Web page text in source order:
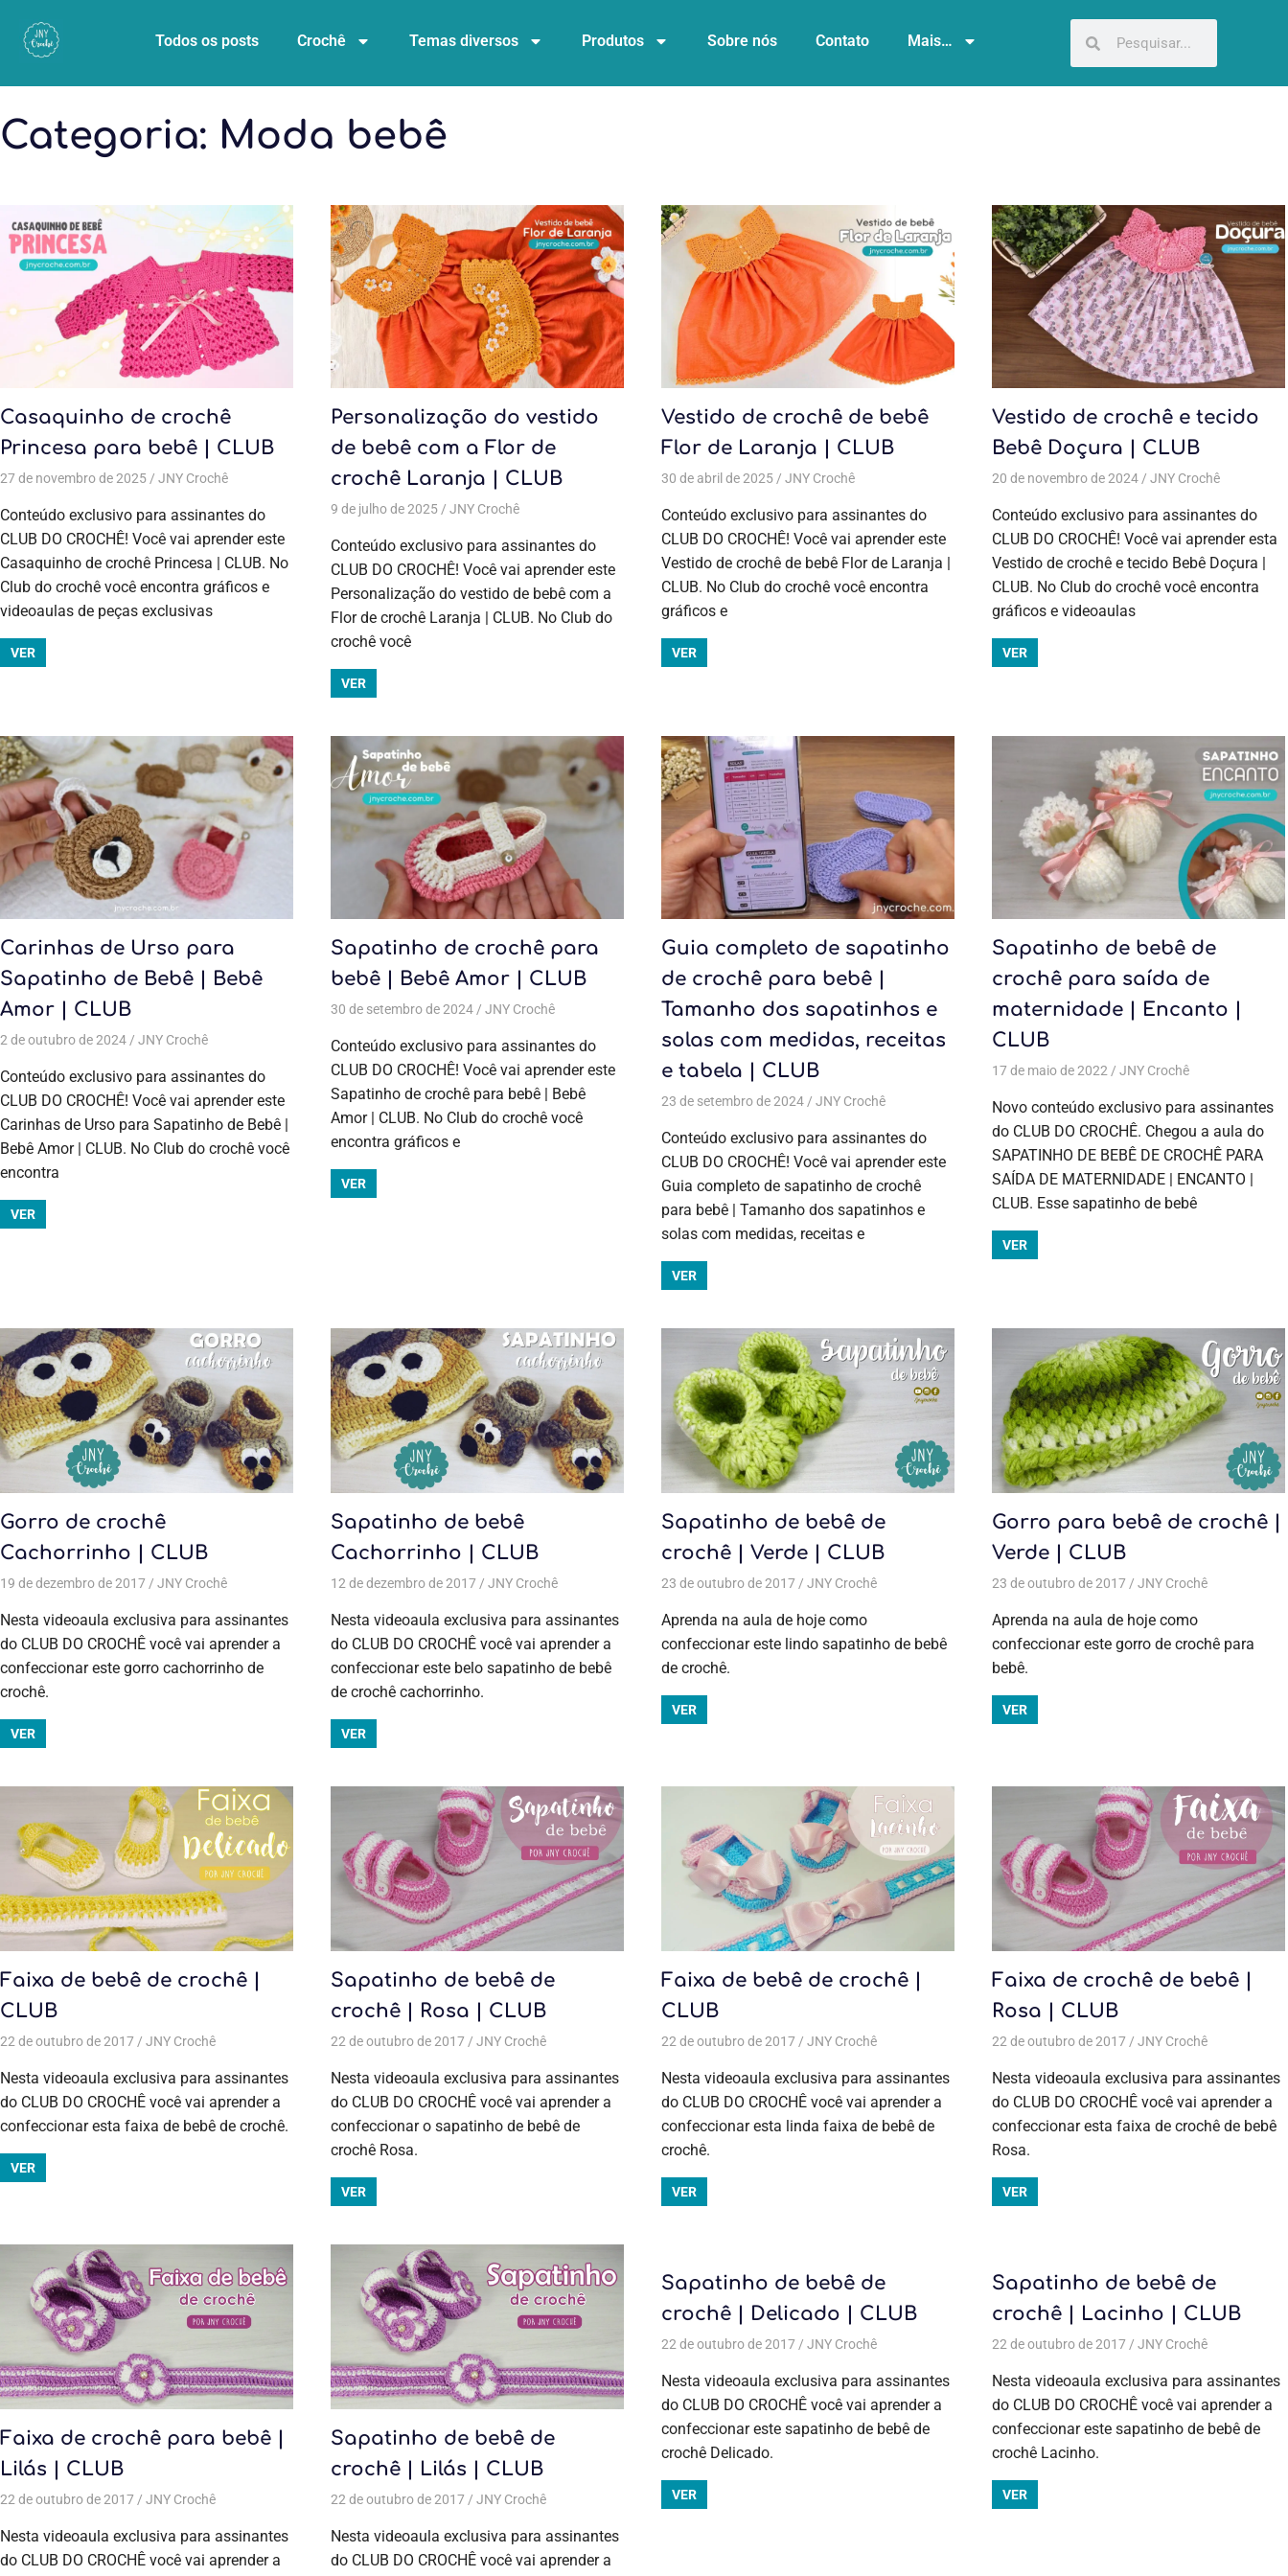
Todos os posts Crochê Temas diversos Produtos Sobre nós Contato Mais…
Categoria: Moda bebê
Casaquinho de crochê
Princesa para bebê | CLUB
27 de novembro de 2025 JNY CrochêAulas exclusivas Crochê,Crochê,Inverno,Moda bebê , Moda bebê Moda infantil,Temas diversos,Todas as postagens
Conteúdo exclusivo para assinantes do
CLUB DO CROCHÊ! Você vai aprender este
Casaquinho de crochê Princesa | CLUB. No
Club do crochê você encontra gráficos e
videoaulas de peças exclusivas
VER
Personalização do vestido
de bebê com a Flor de
crochê Laranja | CLUB
9 de julho de 2025 JNY CrochêAulas exclusivas Crochê,DIY,DIY,Moda bebê, Moda bebê,Moda infantil Moda infantil,Todas as postagens
Conteúdo exclusivo para assinantes do
CLUB DO CROCHÊ! Você vai aprender este
Personalização do vestido de bebê com a
Flor de crochê Laranja | CLUB. No Club do
crochê você
VER
Vestido de crochê de bebê
Flor de Laranja | CLUB
30 de abril de 2025 JNY CrochêAulas exclusivas Crochê,Crochê,DIY, faça você mesmo e lembrancinhas
Todas as postagens
Verão,Verão
Conteúdo exclusivo para assinantes do
CLUB DO CROCHÊ! Você vai aprender este
Vestido de crochê de bebê Flor de Laranja |
CLUB. No Club do crochê você encontra
gráficos e
VER
Vestido de crochê e tecido
Bebê Doçura | CLUB
20 de novembro de 2024 JNY CrochêAulas
Crochê
Crochê,
faça você
mesmo e
postagens
Conteúdo exclusivo para assinantes do
CLUB DO CROCHÊ! Você vai aprender esta
Vestido de crochê e tecido Bebê Doçura |
CLUB. No Club do crochê você encontra
gráficos e videoaulas
VER
Carinhas de Urso para
Sapatinho de Bebê | Bebê
Amor | CLUB
2 de outubro de 2024 JNY CrochêAcessórios Acessórios,Aulas exclusivas,Corujas e bichinhos, Corujas e bichinhos ,Crochê,Crochê,Moda bebê Moda bebê,Todas as postagens
Conteúdo exclusivo para assinantes do
CLUB DO CROCHÊ! Você vai aprender este
Carinhas de Urso para Sapatinho de Bebê |
Bebê Amor | CLUB. No Club do crochê você
encontra
VER
Sapatinho de crochê para
bebê | Bebê Amor | CLUB
30 de setembro de 2024 JNY CrochêAulas exclusivas Crochê,Crochê,Moda bebê,Moda bebê,Todas as postagens
Conteúdo exclusivo para assinantes do
CLUB DO CROCHÊ! Você vai aprender este
Sapatinho de crochê para bebê | Bebê
Amor | CLUB. No Club do crochê você
encontra gráficos e
VER
Guia completo de sapatinho
de crochê para bebê |
Tamanho dos sapatinhos e
solas com medidas, receitas
e tabela | CLUB
23 de setembro de 2024 JNY CrochêAulas exclusivas Crochê ,Moda bebê,Moda bebê ,Todas as
Conteúdo exclusivo para assinantes do
CLUB DO CROCHÊ! Você vai aprender este
Guia completo de sapatinho de crochê
para bebê | Tamanho dos sapatinhos e
solas com medidas, receitas e
VER
Sapatinho de bebê de
crochê para saída de
maternidade | Encanto |
CLUB
17 de maio de 2022 JNY CrochêAulas
Crochê,Moda
bebê,Moda
bebê, Todas as
postagens
Novo conteúdo exclusivo para assinantes
do CLUB DO CROCHÊ. Chegou a aula do
SAPATINHO DE BEBÊ DE CROCHÊ PARA
SAÍDA DE MATERNIDADE | ENCANTO |
CLUB. Esse sapatinho de bebê
VER
Gorro de crochê
Cachorrinho | CLUB
19 de dezembro de 2017 JNY CrochêTodas as postagens ,Aulas exclusivas,Crochê,Moda bebê Moda infantil,Moda infantil
Nesta videoaula exclusiva para assinantes
do CLUB DO CROCHÊ você vai aprender a
confeccionar este gorro cachorrinho de
crochê.
VER
Sapatinho de bebê
Cachorrinho | CLUB
12 de dezembro de 2017 JNY CrochêTodas as postagens ,Aulas exclusivas,Crochê, Moda bebê
Nesta videoaula exclusiva para assinantes
do CLUB DO CROCHÊ você vai aprender a
confeccionar este belo sapatinho de bebê
de crochê cachorrinho.
VER
Sapatinho de bebê de
crochê | Verde | CLUB
23 de outubro de 2017 JNY CrochêTodas as postagens,Aulas exclusivas,Crochê,Moda bebê
Aprenda na aula de hoje como
confeccionar este lindo sapatinho de bebê
de crochê.
VER
Gorro para bebê de crochê |
Verde | CLUB
23 de outubro de 2017 JNY CrochêTodas as
exclusivas
Aprenda na aula de hoje como
confeccionar este gorro de crochê para
bebê.
VER
Faixa de bebê de crochê |
CLUB
22 de outubro de 2017 JNY CrochêTodas as postagens,Aulas exclusivas,Crochê,Moda bebê
Nesta videoaula exclusiva para assinantes
do CLUB DO CROCHÊ você vai aprender a
confeccionar esta faixa de bebê de crochê.
VER
Sapatinho de bebê de
crochê | Rosa | CLUB
22 de outubro de 2017 JNY CrochêTodas as postagens,Aulas exclusivas,Crochê,Moda bebê
Nesta videoaula exclusiva para assinantes
do CLUB DO CROCHÊ você vai aprender a
confeccionar o sapatinho de bebê de
crochê Rosa.
VER
Faixa de bebê de crochê |
CLUB
22 de outubro de 2017 JNY CrochêTodas as postagens,Aulas exclusivas,Crochê,Moda bebê
Nesta videoaula exclusiva para assinantes
do CLUB DO CROCHÊ você vai aprender a
confeccionar esta linda faixa de bebê de
crochê.
VER
Faixa de crochê de bebê |
Rosa | CLUB
22 de outubro de 2017 JNY CrochêTodas as
Aulas
exclusivas,
Crochê,
Nesta videoaula exclusiva para assinantes
do CLUB DO CROCHÊ você vai aprender a
confeccionar esta faixa de crochê de bebê
Rosa.
VER
Faixa de crochê para bebê |
Lilás | CLUB
22 de outubro de 2017 JNY CrochêTodas as postagens,Aulas exclusivas,Crochê,Moda bebê
Nesta videoaula exclusiva para assinantes
do CLUB DO CROCHÊ você vai aprender a
Sapatinho de bebê de
crochê | Lilás | CLUB
22 de outubro de 2017 JNY CrochêTodas as postagens Aulas exclusivas
Nesta videoaula exclusiva para assinantes
do CLUB DO CROCHÊ você vai aprender a
Sapatinho de bebê de
crochê | Delicado | CLUB
22 de outubro de 2017 JNY CrochêTodas as postagens,Aulas exclusivas,Crochê,Moda bebê
Nesta videoaula exclusiva para assinantes
do CLUB DO CROCHÊ você vai aprender a
confeccionar este sapatinho de bebê de
crochê Delicado.
VER
Sapatinho de bebê de
crochê | Lacinho | CLUB
22 de outubro de 2017 JNY CrochêTodas as
Aulas
exclusivas,
Crochê,
Nesta videoaula exclusiva para assinantes
do CLUB DO CROCHÊ você vai aprender a
confeccionar este sapatinho de bebê de
crochê Lacinho.
VER